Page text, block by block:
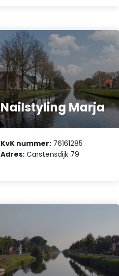
Nailstyling Marja
KvK nummer: 76161285
Adres: Carstensdijk 79